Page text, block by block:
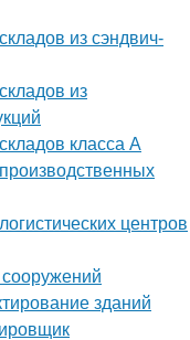
из сэндвич-
из
класса А
центров
зданий